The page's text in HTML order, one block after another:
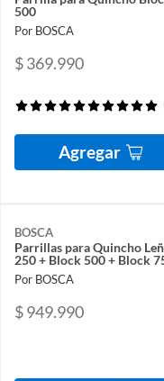
500
Por BOSCA
$ 369.990
Agregar
BOSCA
Parrillas para Quincho
250 + Block 500 + Block
Por BOSCA
$ 949.990